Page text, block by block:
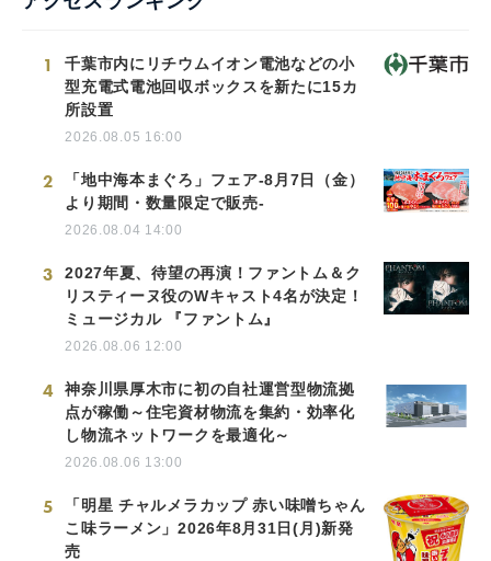
1
千葉市内にリチウムイオン電池などの小
型充電式電池回収ボックスを新たに15カ
所設置
2026.08.05 16:00
2
「地中海本まぐろ」フェア-8月7日（金）
より期間・数量限定で販売-
2026.08.04 14:00
3
2027年夏、待望の再演！ファントム＆ク
リスティーヌ役のWキャスト4名が決定！
ミュージカル 『ファントム』
2026.08.06 12:00
4
神奈川県厚木市に初の自社運営型物流拠
点が稼働～住宅資材物流を集約・効率化
し物流ネットワークを最適化～
2026.08.06 13:00
5
「明星 チャルメラカップ 赤い味噌ちゃん
こ味ラーメン」2026年8月31日(月)新発
売